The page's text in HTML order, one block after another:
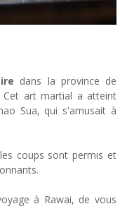
dans la province de
Cet art martial a atteint
Sua, qui s'amusait à
coups sont permis et
à Rawai, de vous